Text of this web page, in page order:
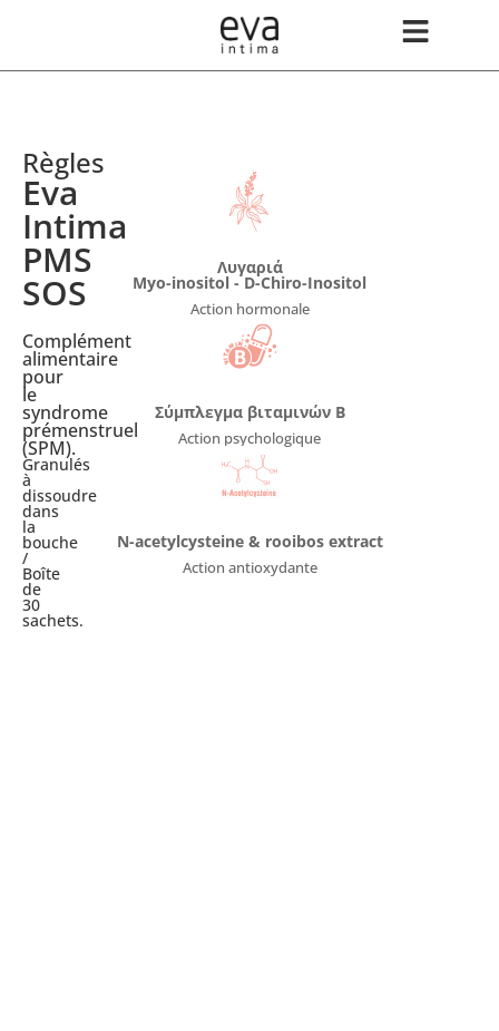
Règles
Eva
Intima
PMS
SOS
Complément
alimentaire
pour
le
syndrome
prémenstruel
(SPM).
Granulés
à
dissoudre
dans
la
bouche
/
Boîte
de
30
sachets.
Λυγαριά
Myo-inositol - D-Chiro-Inositol
Action hormonale
Σύμπλεγμα βιταμινών Β
Action psychologique
N-acetylcysteine & rooibos extract
Action antioxydante